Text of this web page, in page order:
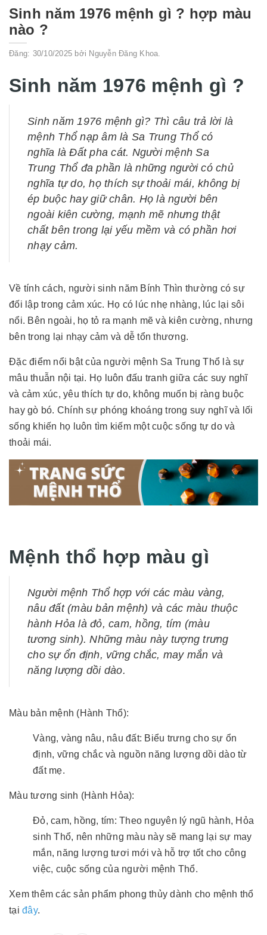
Sinh năm 1976 mệnh gì ? hợp màu
nào ?
Đăng: 30/10/2025 bởi Nguyễn Đăng Khoa.
Sinh năm 1976 mệnh gì ?
Sinh năm 1976 mệnh gì? Thì câu trả lời là
mệnh Thổ nạp âm là Sa Trung Thổ có
nghĩa là Đất pha cát. Người mệnh Sa
Trung Thổ đa phần là những người có chủ
nghĩa tự do, họ thích sự thoải mái, không bị
ép buộc hay giữ chân. Họ là người bên
ngoài kiên cường, mạnh mẽ nhưng thật
chất bên trong lại yếu mềm và có phần hơi
nhạy cảm.
Về tính cách, người sinh năm Bính Thìn thường có sự
đối lập trong cảm xúc. Họ có lúc nhẹ nhàng, lúc lại sôi
nổi. Bên ngoài, họ tỏ ra mạnh mẽ và kiên cường, nhưng
bên trong lại nhạy cảm và dễ tổn thương.
Đặc điểm nổi bật của người mệnh Sa Trung Thổ là sự
mâu thuẫn nội tại. Họ luôn đấu tranh giữa các suy nghĩ
và cảm xúc, yêu thích tự do, không muốn bị ràng buộc
hay gò bó. Chính sự phóng khoáng trong suy nghĩ và lối
sống khiến họ luôn tìm kiếm một cuộc sống tự do và
thoải mái.
Mệnh thổ hợp màu gì
Người mệnh Thổ hợp với các màu vàng,
nâu đất (màu bản mệnh) và các màu thuộc
hành Hỏa là đỏ, cam, hồng, tím (màu
tương sinh). Những màu này tượng trưng
cho sự ổn định, vững chắc, may mắn và
năng lượng dồi dào.
Màu bản mệnh (Hành Thổ):
Vàng, vàng nâu, nâu đất: Biểu trưng cho sự ổn
định, vững chắc và nguồn năng lượng dồi dào từ
đất mẹ.
Màu tương sinh (Hành Hỏa):
Đỏ, cam, hồng, tím: Theo nguyên lý ngũ hành, Hỏa
sinh Thổ, nên những màu này sẽ mang lại sự may
mắn, năng lượng tươi mới và hỗ trợ tốt cho công
việc, cuộc sống của người mệnh Thổ.
Xem thêm các sản phẩm phong thủy dành cho mệnh thổ
tại đây.